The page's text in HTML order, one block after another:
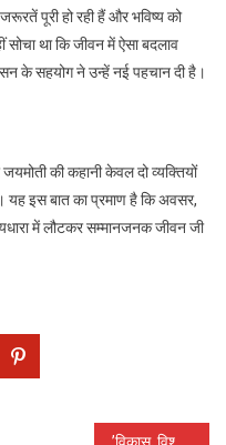
पूरी हो रही हैं और भविष्य को
था कि जीवन में ऐसा बदलाव
के सहयोग ने उन्हें नई पहचान दी है।
की कहानी केवल दो व्यक्तियों
यह इस बात का प्रमाण है कि अवसर,
में लौटकर सम्मानजनक जीवन जी